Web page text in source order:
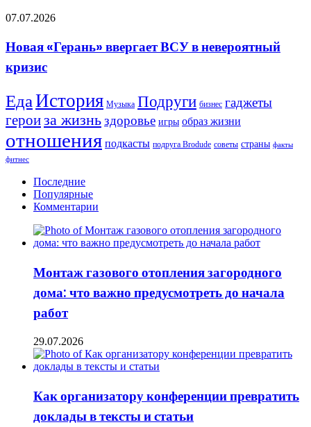
—
то
самое
событие,
многие
ждали
почти
четыре
года
Новая
ввергает
ВСУ
в
кризис
07.07.2026
Новая «Герань» ввергает ВСУ в невероятный
кризис
ЕдаИстория Музыка Подруги бизнес гаджеты
героиза жизнь здоровье игры образ жизни
отношения подкасты подруга Brodude советы страны факты
фитнес
Последние
Популярные
Комментарии
Монтаж газового отопления загородного
дома: что важно предусмотреть до начала
работ
29.07.2026
Как организатору конференции превратить
доклады в тексты и статьи